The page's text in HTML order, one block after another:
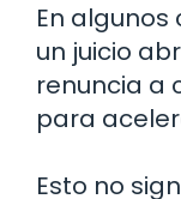
En
un juicio
renuncia a
para
Esto no